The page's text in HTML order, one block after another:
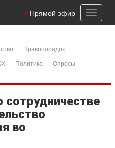
Toggle
Прямой эфир
Правопорядок
Политика
Опросы
сотрудничестве
во